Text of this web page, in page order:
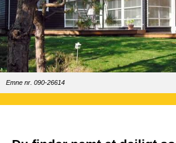
Emne nr. 090-26614